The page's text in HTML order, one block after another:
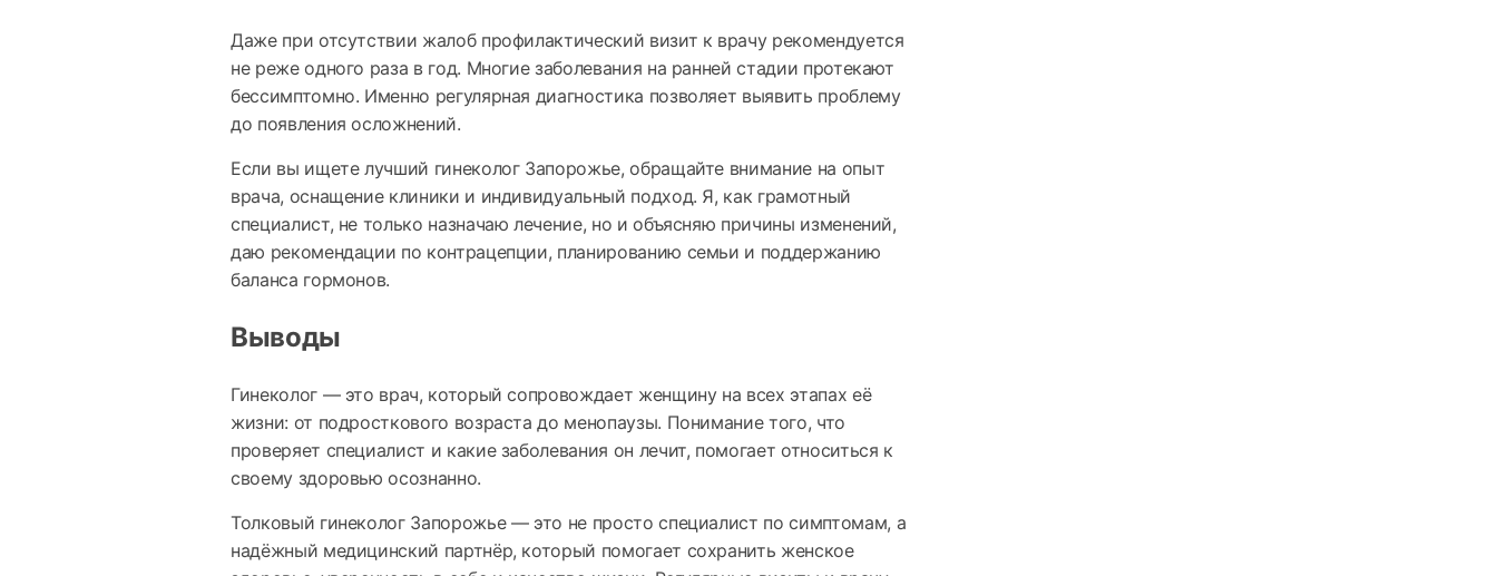
Даже при отсутствии жалоб профилактический визит к врачу рекомендуется
не реже одного раза в год. Многие заболевания на ранней стадии протекают
бессимптомно. Именно регулярная диагностика позволяет выявить проблему
до появления осложнений.
Если вы ищете лучший гинеколог Запорожье, обращайте внимание на опыт
врача, оснащение клиники и индивидуальный подход. Я, как грамотный
специалист, не только назначаю лечение, но и объясняю причины изменений,
даю рекомендации по контрацепции, планированию семьи и поддержанию
баланса гормонов.
Выводы
Гинеколог — это врач, который сопровождает женщину на всех этапах её
жизни: от подросткового возраста до менопаузы. Понимание того, что
проверяет специалист и какие заболевания он лечит, помогает относиться к
своему здоровью осознанно.
Толковый гинеколог Запорожье — это не просто специалист по симптомам, а
надёжный медицинский партнёр, который помогает сохранить женское